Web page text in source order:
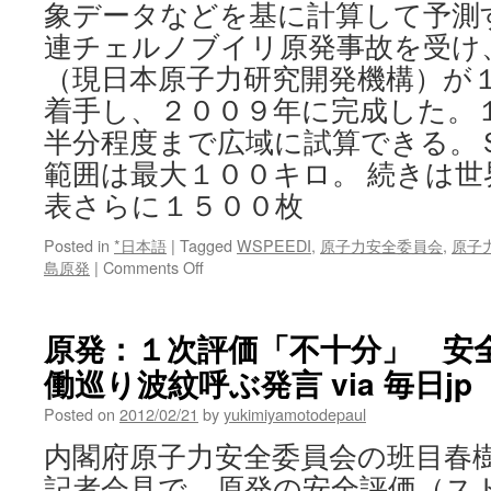
象データなどを基に計算して予
連チェルノブイリ原発事故を受け
（現日本原子力研究開発機構）
着手し、２００９年に完成した。
半分程度まで広域に試算できる。
範囲は最大１００キロ。 続きは
表さらに１５００枚
Posted in *日本語 | Tagged WSPEEDI, 原子力安全委員会, 原子
島原発 | Comments Offon
版
拡
散
予
測
未
公
原発：１次評価「不十分」 安
働巡り波紋呼ぶ発言 via 毎日jp
Posted on 2012/02/21 byyukimiyamotodepaul
内閣府原子力安全委員会の班目春